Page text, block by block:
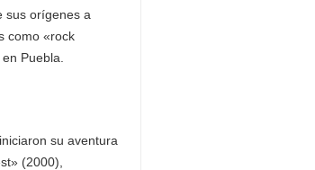
sus orígenes a
como «rock
Puebla.
su aventura
(2000),